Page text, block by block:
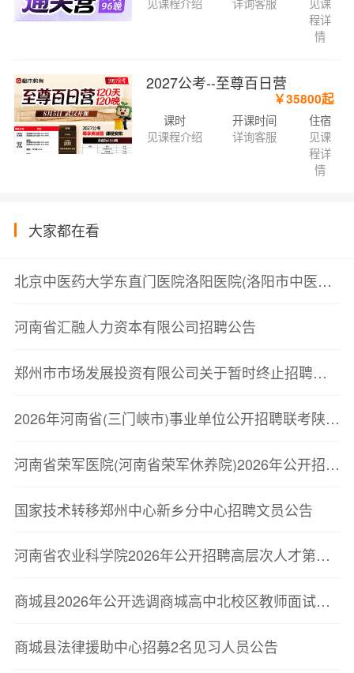
见课程介绍
详询客服
见课
程详
情
2027公考--至尊百日营
￥35800起
课时
见课程介绍
开课时间
详询客服
住宿
见课
程详
情
大家都在看
北京中医药大学东直门医院洛阳医院(洛阳市中医院)2026年临床紧缺人才招聘现场资格确认公告
河南省汇融人力资本有限公司招聘公告
郑州市市场发展投资有限公司关于暂时终止招聘工作的公告
2026年河南省(三门峡市)事业单位公开招聘联考陕州区事业单位岗位工作人员考察公告
河南省荣军医院(河南省荣军休养院)2026年公开招聘进入考察人员公告
国家技术转移郑州中心新乡分中心招聘文员公告
河南省农业科学院2026年公开招聘高层次人才第二轮面试成绩公示与体检公告
商城县2026年公开选调商城高中北校区教师面试公告
商城县法律援助中心招募2名见习人员公告